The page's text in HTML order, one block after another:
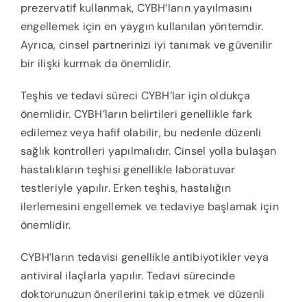
prezervatif kullanmak, CYBH’ların yayılmasını
engellemek için en yaygın kullanılan yöntemdir.
Ayrıca, cinsel partnerinizi iyi tanımak ve güvenilir
bir ilişki kurmak da önemlidir.
Teşhis ve tedavi süreci CYBH’lar için oldukça
önemlidir. CYBH’ların belirtileri genellikle fark
edilemez veya hafif olabilir, bu nedenle düzenli
sağlık kontrolleri yapılmalıdır. Cinsel yolla bulaşan
hastalıkların teşhisi genellikle laboratuvar
testleriyle yapılır. Erken teşhis, hastalığın
ilerlemesini engellemek ve tedaviye başlamak için
önemlidir.
CYBH’ların tedavisi genellikle antibiyotikler veya
antiviral ilaçlarla yapılır. Tedavi sürecinde
doktorunuzun önerilerini takip etmek ve düzenli